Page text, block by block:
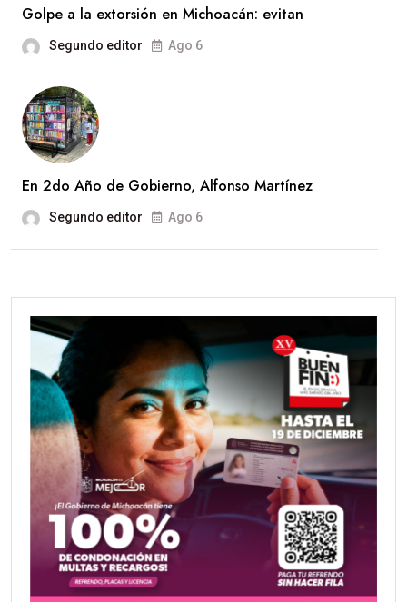
Golpe a la extorsión en Michoacán: evitan
Segundo editor Ago 6
En 2do Año de Gobierno, Alfonso Martínez
Segundo editor Ago 6